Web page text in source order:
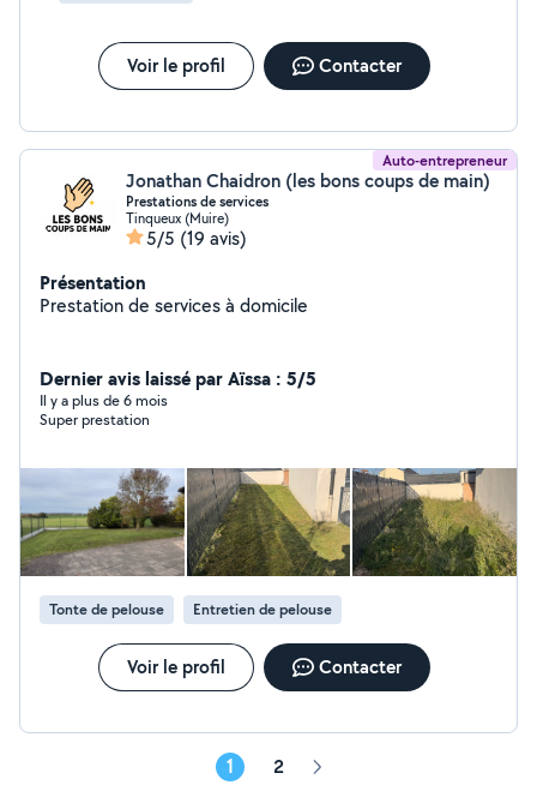
Voir le profil Contacter
Auto-entrepreneur
Jonathan Chaidron (les bons coups de main)
Prestations de services
Tinqueux (Muire)
5/5 (19 avis)
Présentation
Prestation de services à domicile
Dernier avis laissé par Aïssa : 5/5
Il y a plus de 6 mois
Super prestation
Tonte de pelouse Entretien de pelouse
Voir le profil Contacter
1 2 Page